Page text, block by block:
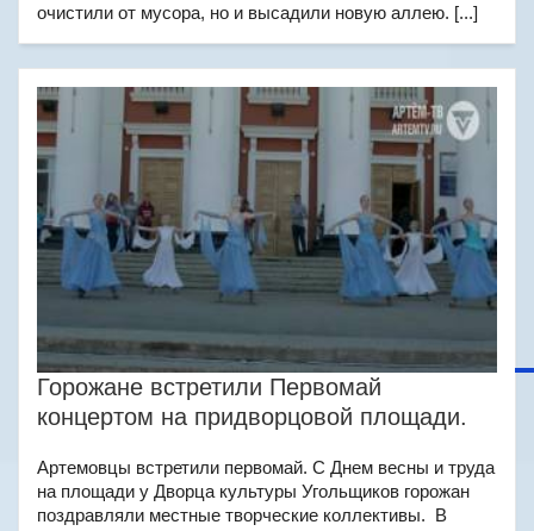
очистили от мусора, но и высадили новую аллею. [...]
Горожане встретили Первомай
концертом на придворцовой площади.
Артемовцы встретили первомай. С Днем весны и труда
на площади у Дворца культуры Угольщиков горожан
поздравляли местные творческие коллективы. В